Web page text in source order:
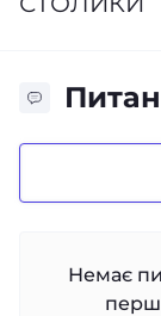
Немає